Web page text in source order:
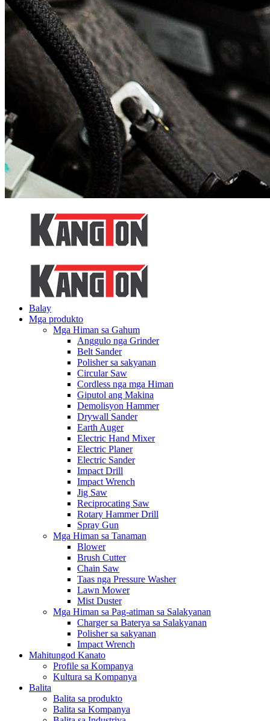
Balay
Mga produkto
Mga Himan sa Gahum
Anggulo nga Grinder
Belt Sander
Polisher sa sakyanan
Circular Saw
Cordless nga mga Himan
Giputol ang Makina
Demolisyon Hammer
Drywall Sander
Earth Auger
Electric Hand Mixer
Electric Planer
Electric Sander
Impact Drill
Impact Wrench
Jig Saw
Reciprocating Saw
Rotary Hammer Drill
Spray Gun
Mga Himan sa Tanaman
Blower
Brush Cutter
Chain Saw
Taas nga Pressure Washer
Lawn Mower
Mist Duster
Mga Himan sa Pag-atiman sa Salakyanan
Charger sa Baterya sa Salakyanan
Polisher sa sakyanan
Impact Wrench
Mahitungod Kanato
Profile sa Kompanya
Kultura sa Kompanya
Balita
Balita sa produkto
Balita sa Kompanya